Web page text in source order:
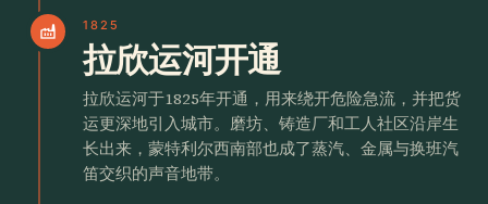
factory 1825
拉欣运河开通
拉欣运河于1825年开通，用来绕开危险急流，并把货
运更深地引入城市。磨坊、铸造厂和工人社区沿岸生
长出来，蒙特利尔西南部也成了蒸汽、金属与换班汽
笛交织的声音地带。